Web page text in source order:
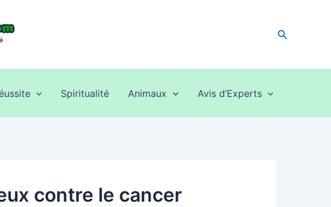
Spiritualité Animaux Avis d’Experts
contre le cancer